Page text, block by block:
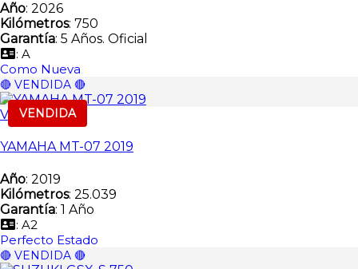
Año: 2026
Kilómetros: 750
Garantía: 5 Años. Oficial
: A
Como Nueva
🔴 VENDIDA 🔴
VENDIDA
Vendida
YAMAHA MT-07 2019
Año: 2019
Kilómetros: 25.039
Garantía: 1 Año
: A2
Perfecto Estado
🔴 VENDIDA 🔴